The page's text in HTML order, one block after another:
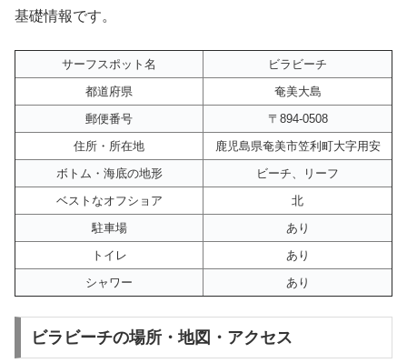
基礎情報です。
サーフスポット名
ビラビーチ
都道府県
奄美大島
郵便番号
〒894-0508
住所・所在地
鹿児島県奄美市笠利町大字用安
ボトム・海底の地形
ビーチ、リーフ
ベストなオフショア
北
駐車場
あり
トイレ
あり
シャワー
あり
ビラビーチの場所・地図・アクセス